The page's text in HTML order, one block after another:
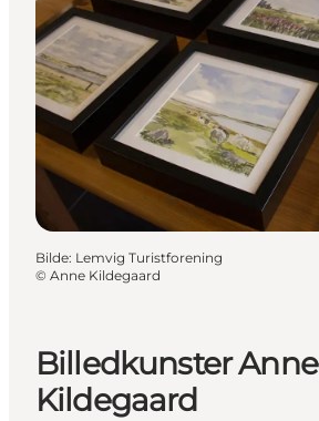
Reisemål
Aktiviteter
Overnatting
Planlegg reisen
Billedkunster Anne
Kildegaard
Bilde: Lemvig Turistforening
© Anne Kildegaard